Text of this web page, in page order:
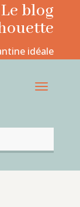
blog
idéale